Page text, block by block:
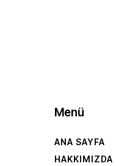
Menü
ANA SAYFA
HAKKIMIZDA